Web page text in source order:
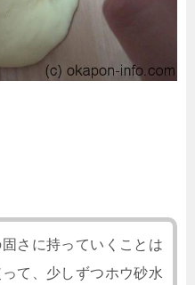
さに持っていくことは
て、少しずつホウ砂水